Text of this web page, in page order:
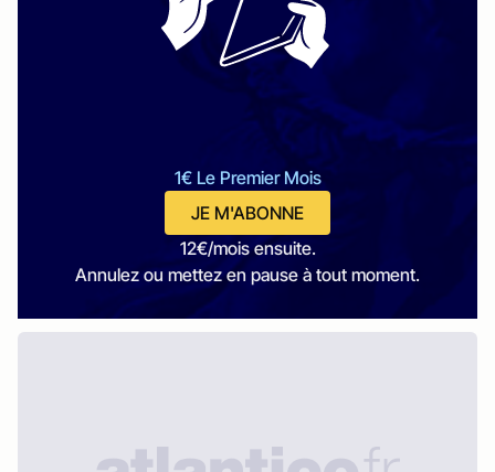
1€ Le Premier Mois
JE M'ABONNE
12€/mois ensuite.
Annulez ou mettez en pause à tout moment.